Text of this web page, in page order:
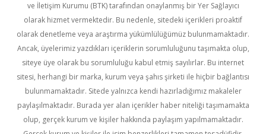
ve İletişim Kurumu (BTK) tarafından onaylanmış bir Yer Sağlayıcı
olarak hizmet vermektedir. Bu nedenle, sitedeki içerikleri proaktif
olarak denetleme veya araştırma yükümlülüğümüz bulunmamaktadır.
Ancak, üyelerimiz yazdıkları içeriklerin sorumluluğunu taşımakta olup,
siteye üye olarak bu sorumluluğu kabul etmiş sayılırlar. Bu internet
sitesi, herhangi bir marka, kurum veya şahıs şirketi ile hiçbir bağlantısı
bulunmamaktadır. Sitede yalnızca kendi hazırladığımız makaleler
paylaşılmaktadır. Burada yer alan içerikler haber niteliği taşımamakta
olup, gerçek kurum ve kişiler hakkında paylaşım yapılmamaktadır.